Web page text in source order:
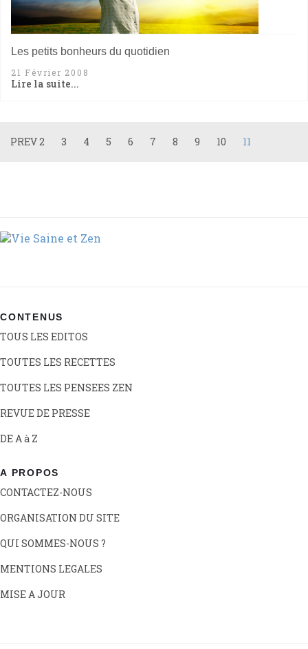
Les petits bonheurs du quotidien
21 Février 2008
Lire la suite...
PREV2 3 4 5 6 7 8 9 10 11
CONTENUS
TOUS LES EDITOS
TOUTES LES RECETTES
TOUTES LES PENSEES ZEN
REVUE DE PRESSE
DE A à Z
A PROPOS
CONTACTEZ-NOUS
ORGANISATION DU SITE
QUI SOMMES-NOUS ?
MENTIONS LEGALES
MISE A JOUR